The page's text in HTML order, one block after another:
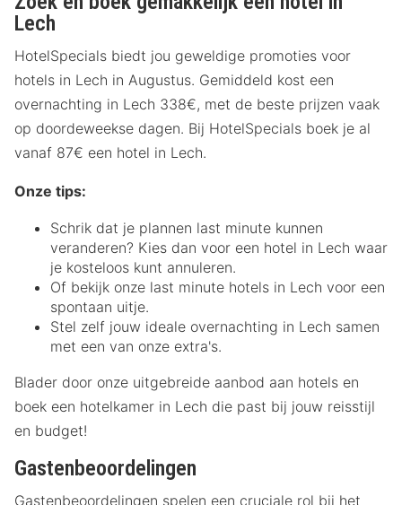
Lech
HotelSpecials biedt jou geweldige promoties voor
hotels in Lech in Augustus. Gemiddeld kost een
overnachting in Lech 338€, met de beste prijzen vaak
op doordeweekse dagen. Bij HotelSpecials boek je al
vanaf 87€ een hotel in Lech.
Onze tips:
Schrik dat je plannen last minute kunnen
veranderen? Kies dan voor een hotel in Lech waar
je kosteloos kunt annuleren.
Of bekijk onze last minute hotels in Lech voor een
spontaan uitje.
Stel zelf jouw ideale overnachting in Lech samen
met een van onze extra's.
Blader door onze uitgebreide aanbod aan hotels en
boek een hotelkamer in Lech die past bij jouw reisstijl
en budget!
Gastenbeoordelingen
Gastenbeoordelingen spelen een cruciale rol bij het